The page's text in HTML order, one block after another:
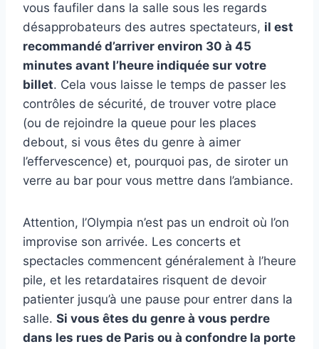
vous faufiler dans la salle sous les regards
désapprobateurs des autres spectateurs, il est
recommandé d’arriver environ 30 à 45
minutes avant l’heure indiquée sur votre
billet. Cela vous laisse le temps de passer les
contrôles de sécurité, de trouver votre place
(ou de rejoindre la queue pour les places
debout, si vous êtes du genre à aimer
l’effervescence) et, pourquoi pas, de siroter un
verre au bar pour vous mettre dans l’ambiance.
Attention, l’Olympia n’est pas un endroit où l’on
improvise son arrivée. Les concerts et
spectacles commencent généralement à l’heure
pile, et les retardataires risquent de devoir
patienter jusqu’à une pause pour entrer dans la
salle. Si vous êtes du genre à vous perdre
dans les rues de Paris ou à confondre la porte